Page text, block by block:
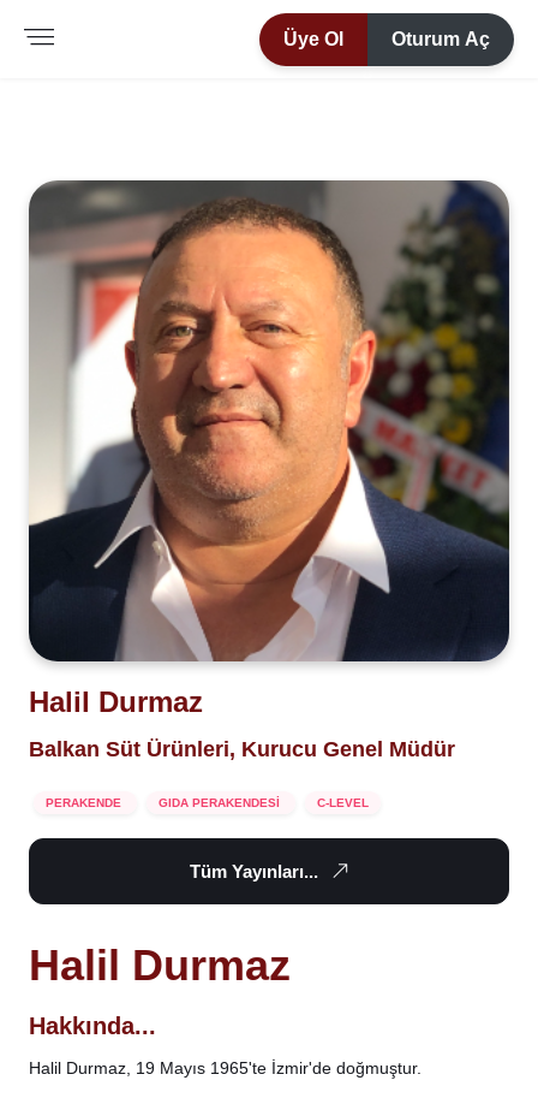
Üye Ol Oturum Aç
Halil Durmaz
Balkan Süt Ürünleri, Kurucu Genel Müdür
PERAKENDE GIDA PERAKENDESİ C-LEVEL
Tüm Yayınları...
Halil Durmaz
Hakkında...
Halil Durmaz, 19 Mayıs 1965'te İzmir'de doğmuştur.